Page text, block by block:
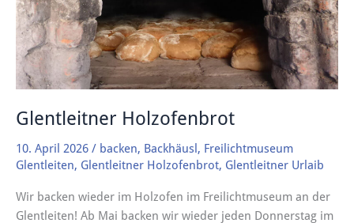
Glentleitner Holzofenbrot
10. April 2026 / backen, Backhäusl , Freilichtmuseum
Glentleiten, Glentleitner Holzofenbrot, Glentleitner Urlaib
Wir backen wieder im Holzofen im Freilichtmuseum an der
Glentleiten! Ab Mai backen wir wieder jeden Donnerstag im